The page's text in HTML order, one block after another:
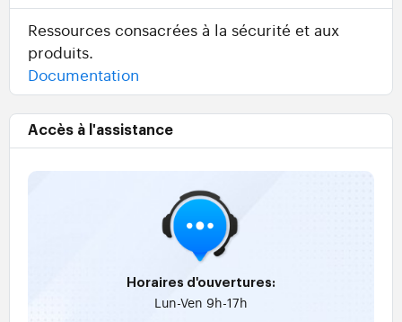
Ressources consacrées à la sécurité et aux
produits.
Documentation
Accès à l'assistance
Horaires d'ouvertures:
Lun-Ven 9h-17h